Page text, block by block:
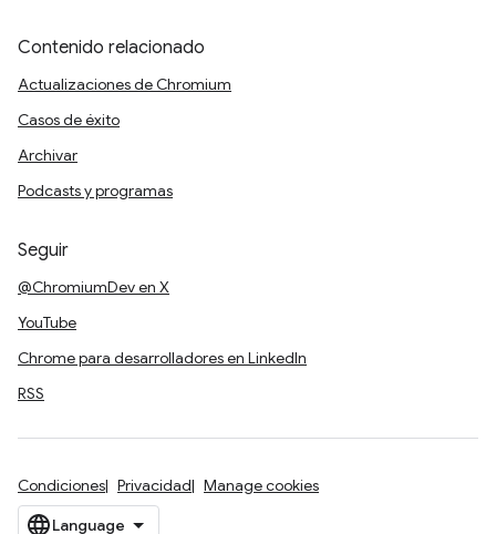
Contenido relacionado
Actualizaciones de Chromium
Casos de éxito
Archivar
Podcasts y programas
Seguir
@ChromiumDev en X
YouTube
Chrome para desarrolladores en LinkedIn
RSS
Condiciones Privacidad Manage cookies